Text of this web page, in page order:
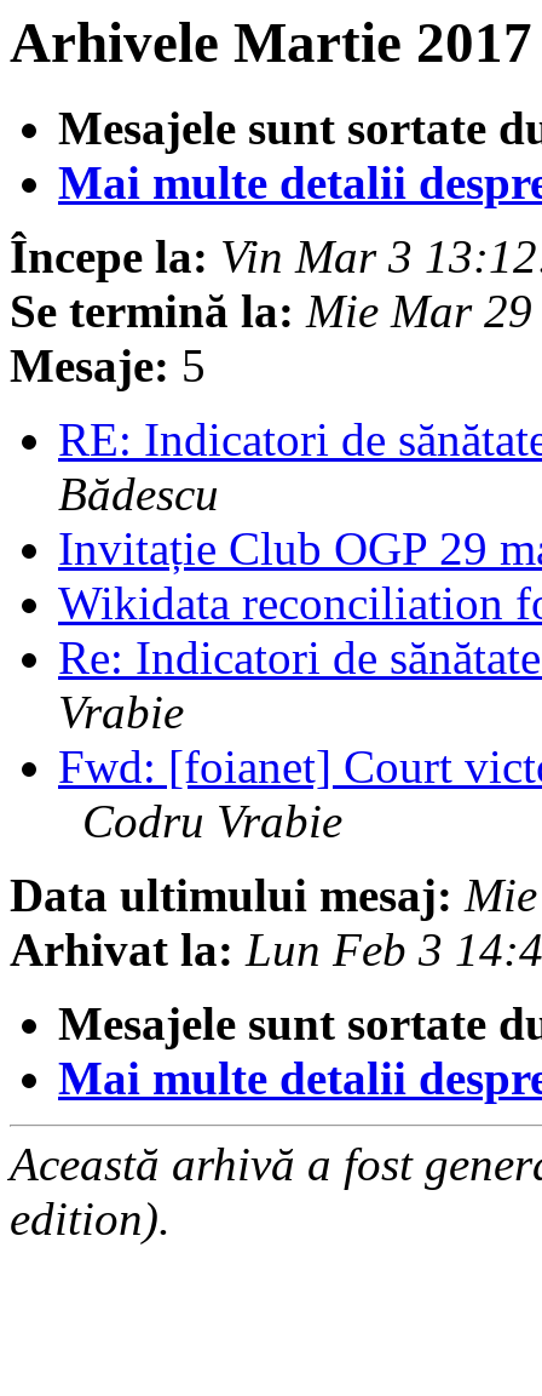
Arhivele Martie
Mesajele sunt sortate
Mai multe detalii
Începe la: Vin Mar 3
Se termină la: Mie Mar
Mesaje: 5
RE: Indicatori de
Bădescu
Invitație Club OGP 29
Wikidata reconciliation
Re: Indicatori de
Vrabie
Fwd: [foianet] Court
Codru Vrabie
Data ultimului mesaj:
Arhivat la: Lun Feb 3
Mesajele sunt sortate
Mai multe detalii
Această arhivă a fost
edition).